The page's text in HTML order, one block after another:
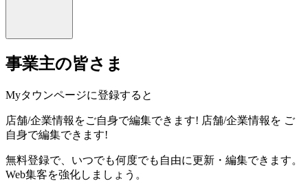
事業主の皆さま
Myタウンページに登録すると
店舗/企業情報をご自身で編集できます! 店舗/企業情報を ご
自身で編集できます!
無料登録で、いつでも何度でも自由に更新・編集できます。
Web集客を強化しましょう。